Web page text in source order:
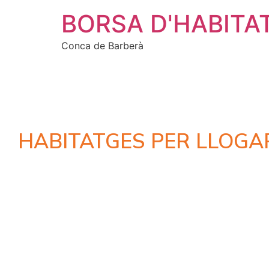
BORSA
Conca de Barberà
HABITATGES PER